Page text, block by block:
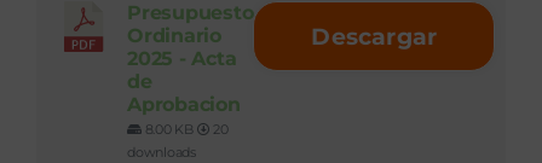
Presupuesto
Ordinario
2025 - Acta
de
Aprobacion
8.00 KB
20
downloads
Descargar